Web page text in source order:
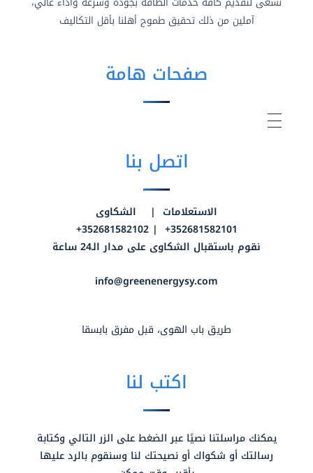
آملين من ذلك تحقيق طموح أهلنا بأقل التكاليف
صفحات هامة
اتصل بنا
الاستعلامات | الشكاوى
352681582101+ | 352681582102+
نقوم باستقبال الشكاوى على مدار الـ24 ساعة
info@greenenergysy.com
طريق باب الهوى، قبل مفرق بابسقا
اكتب لنا
يمكنك مراسلتنا نصيًا عبر الضغط على الزر التالي وكتابة
رسالتك أو شكواك أو نصيحتك لنا وسنقوم بالرد عليها